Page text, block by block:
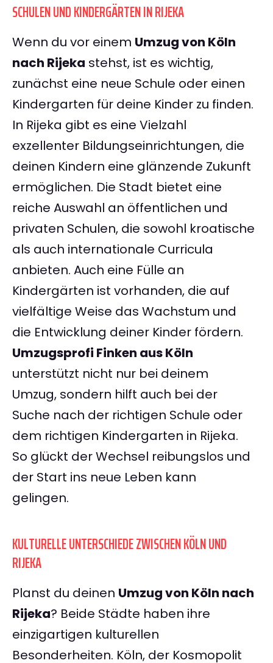
SCHULEN UND KINDERGÄRTEN IN RIJEKA
Wenn du vor einem Umzug von Köln
nach Rijeka stehst, ist es wichtig,
zunächst eine neue Schule oder einen
Kindergarten für deine Kinder zu finden.
In Rijeka gibt es eine Vielzahl
exzellenter Bildungseinrichtungen, die
deinen Kindern eine glänzende Zukunft
ermöglichen. Die Stadt bietet eine
reiche Auswahl an öffentlichen und
privaten Schulen, die sowohl kroatische
als auch internationale Curricula
anbieten. Auch eine Fülle an
Kindergärten ist vorhanden, die auf
vielfältige Weise das Wachstum und
die Entwicklung deiner Kinder fördern.
Umzugsprofi Finken aus Köln
unterstützt nicht nur bei deinem
Umzug, sondern hilft auch bei der
Suche nach der richtigen Schule oder
dem richtigen Kindergarten in Rijeka.
So glückt der Wechsel reibungslos und
der Start ins neue Leben kann
gelingen.
KULTURELLE UNTERSCHIEDE ZWISCHEN KÖLN UND
RIJEKA
Planst du deinen Umzug von Köln nach
Rijeka? Beide Städte haben ihre
einzigartigen kulturellen
Besonderheiten. Köln, der Kosmopolit